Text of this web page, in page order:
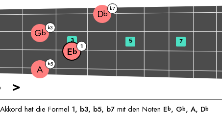
>
A b5
Eb 1
Gb
b3
Db
b7
3 5 7
hat die Formel 1, b3, b5, b7mit den Noten Eb, Gb, A, Db